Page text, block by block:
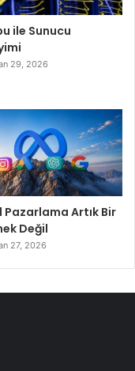
ile Sunucu
29, 2026
Artık Bir
Değil
27, 2026